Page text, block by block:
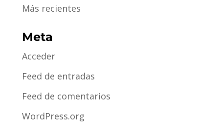
Más recientes
Meta
Acceder
Feed de entradas
Feed de comentarios
WordPress.org